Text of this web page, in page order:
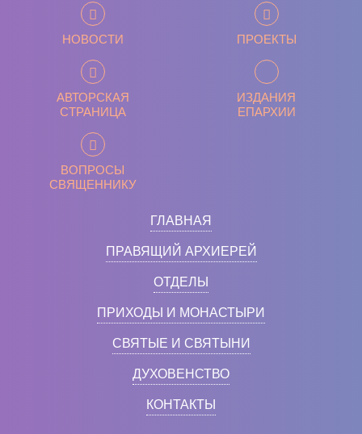
НОВОСТИ ПРОЕКТЫ
АВТОРСКАЯ
СТРАНИЦА
ИЗДАНИЯ
ЕПАРХИИ
ВОПРОСЫ
СВЯЩЕННИКУ
ГЛАВНАЯ
ПРАВЯЩИЙ АРХИЕРЕЙ
ОТДЕЛЫ
ПРИХОДЫ И МОНАСТЫРИ
СВЯТЫЕ И СВЯТЫНИ
ДУХОВЕНСТВО
КОНТАКТЫ